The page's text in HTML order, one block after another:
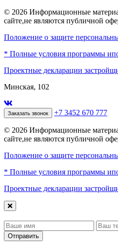
© 2026 Информационные
сайте,не являются публичной
Положение о защите
* Полные условия программы
Проектные декларации
Минская, 102
Заказать звонок +7 3452 670 777
© 2026 Информационные
сайте,не являются публичной
Положение о защите
* Полные условия программы
Проектные декларации
Отправить